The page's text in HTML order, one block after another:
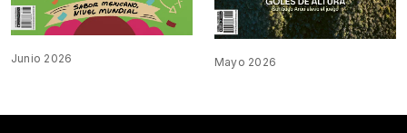
Junio 2026 Mayo 2026